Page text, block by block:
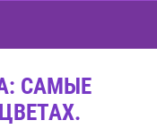
САМЫЕ